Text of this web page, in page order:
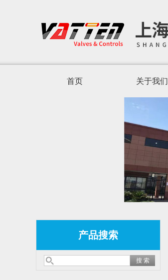
首页 关于我们
产品搜索